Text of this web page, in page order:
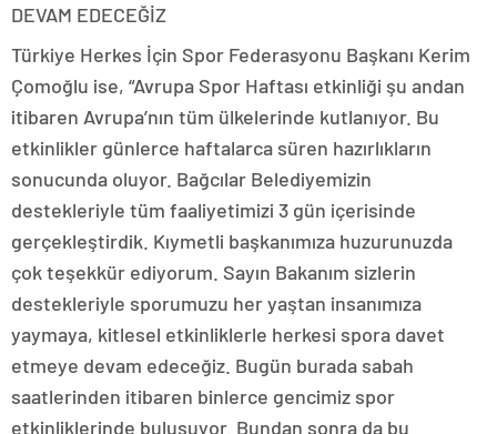
DEVAM EDECEĞİZ
Türkiye Herkes İçin Spor Federasyonu Başkanı Kerim
Çomoğlu ise, “Avrupa Spor Haftası etkinliği şu andan
itibaren Avrupa’nın tüm ülkelerinde kutlanıyor. Bu
etkinlikler günlerce haftalarca süren hazırlıkların
sonucunda oluyor. Bağcılar Belediyemizin
destekleriyle tüm faaliyetimizi 3 gün içerisinde
gerçekleştirdik. Kıymetli başkanımıza huzurunuzda
çok teşekkür ediyorum. Sayın Bakanım sizlerin
destekleriyle sporumuzu her yaştan insanımıza
yaymaya, kitlesel etkinliklerle herkesi spora davet
etmeye devam edeceğiz. Bugün burada sabah
saatlerinden itibaren binlerce gencimiz spor
etkinliklerinde buluşuyor. Bundan sonra da bu